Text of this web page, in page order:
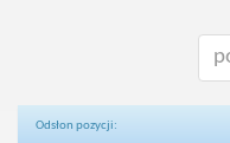
Odsłon pozycji: